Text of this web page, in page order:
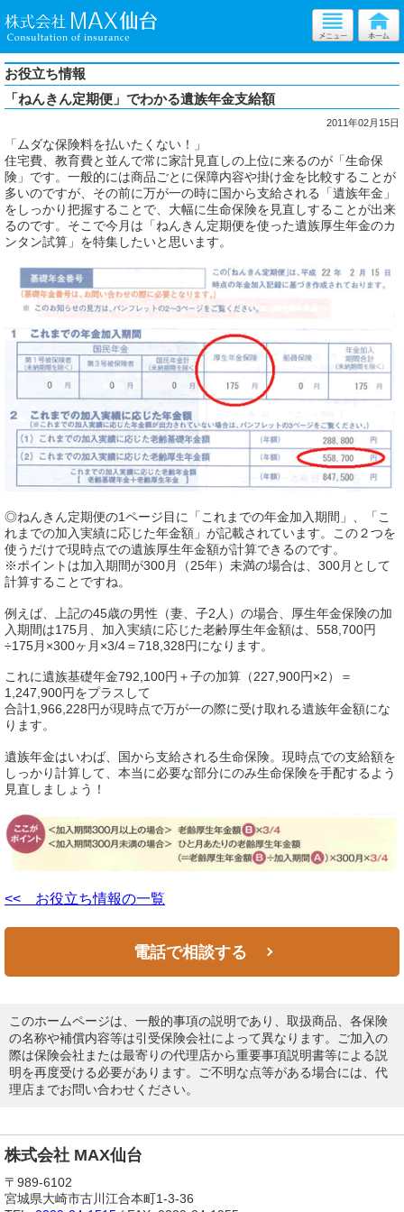
お役立ち情報
「ねんきん定期便」でわかる遺族年金支給額
2011年02月15日
「ムダな保険料を払いたくない！」
住宅費、教育費と並んで常に家計見直しの上位に来るのが「生命保
険」です。一般的には商品ごとに保障内容や掛け金を比較することが
多いのですが、その前に万が一の時に国から支給される「遺族年金」
をしっかり把握することで、大幅に生命保険を見直しすることが出来
るのです。そこで今月は「ねんきん定期便を使った遺族厚生年金のカ
ンタン試算」を特集したいと思います。
◎ねんきん定期便の1ページ目に「これまでの年金加入期間」、「こ
れまでの加入実績に応じた年金額」が記載されています。この２つを
使うだけで現時点での遺族厚生年金額が計算できるのです。
※ポイントは加入期間が300月（25年）未満の場合は、300月として
計算することですね。
例えば、上記の45歳の男性（妻、子2人）の場合、厚生年金保険の加
入期間は175月、加入実績に応じた老齢厚生年金額は、558,700円
÷175月×300ヶ月×3/4＝718,328円になります。
これに遺族基礎年金792,100円＋子の加算（227,900円×2）＝
1,247,900円をプラスして
合計1,966,228円が現時点で万が一の際に受け取れる遺族年金額にな
ります。
遺族年金はいわば、国から支給される生命保険。現時点での支給額を
しっかり計算して、本当に必要な部分にのみ生命保険を手配するよう
見直しましょう！
<< お役立ち情報の一覧
電話で相談する
このホームページは、一般的事項の説明であり、取扱商品、各保険
の名称や補償内容等は引受保険会社によって異なります。ご加入の
際は保険会社または最寄りの代理店から重要事項説明書等による説
明を再度受ける必要があります。ご不明な点等がある場合には、代
理店までお問い合わせください。
株式会社 MAX仙台
〒989-6102
宮城県大崎市古川江合本町1-3-36